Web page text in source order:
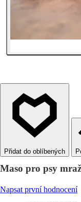
Maso pro psy
Napsat první hodnocení